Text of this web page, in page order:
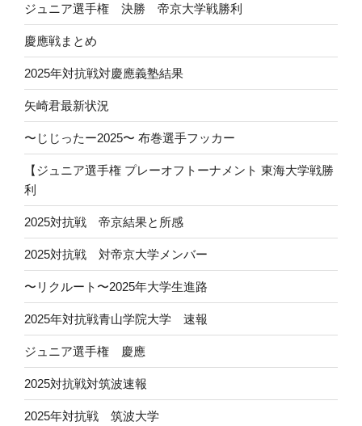
ジュニア選手権 決勝 帝京大学戦勝利
慶應戦まとめ
2025年対抗戦対慶應義塾結果
矢崎君最新状況
〜じじったー2025〜 布巻選手フッカー
【ジュニア選手権 プレーオフトーナメント 東海大学戦勝
利
2025対抗戦 帝京結果と所感
2025対抗戦 対帝京大学メンバー
〜リクルート〜2025年大学生進路
2025年対抗戦青山学院大学 速報
ジュニア選手権 慶應
2025対抗戦対筑波速報
2025年対抗戦 筑波大学